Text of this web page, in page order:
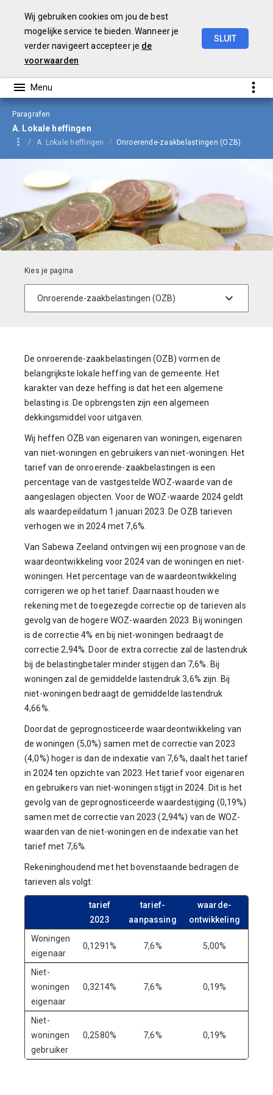
Wij gebruiken cookies om jou de best
mogelijke service te bieden. Wanneer je
verder navigeert accepteer je de
voorwaarden
SLUIT
Paragrafen
A. Lokale heffingen
A. Lokale heffingen Onroerende-zaakbelastingen (OZB)
De onroerende-zaakbelastingen (OZB) vormen de
belangrijkste lokale heffing van de gemeente. Het
karakter van deze heffing is dat het een algemene
belasting is. De opbrengsten zijn een algemeen
dekkingsmiddel voor uitgaven.
Wij heffen OZB van eigenaren van woningen, eigenaren
van niet-woningen en gebruikers van niet-woningen. Het
tarief van de onroerende-zaakbelastingen is een
percentage van de vastgestelde WOZ-waarde van de
aangeslagen objecten. Voor de WOZ-waarde 2024 geldt
als waardepeildatum 1 januari 2023. De OZB tarieven
verhogen we in 2024 met 7,6%.
Van Sabewa Zeeland ontvingen wij een prognose van de
waardeontwikkeling voor 2024 van de woningen en niet-
woningen. Het percentage van de waardeontwikkeling
corrigeren we op het tarief. Daarnaast houden we
rekening met de toegezegde correctie op de tarieven als
gevolg van de hogere WOZ-waarden 2023. Bij woningen
is de correctie 4% en bij niet-woningen bedraagt de
correctie 2,94%. Door de extra correctie zal de lastendruk
bij de belastingbetaler minder stijgen dan 7,6%. Bij
woningen zal de gemiddelde lastendruk 3,6% zijn. Bij
niet-woningen bedraagt de gemiddelde lastendruk
4,66%.
Doordat de geprognosticeerde waardeontwikkeling van
de woningen (5,0%) samen met de correctie van 2023
(4,0%) hoger is dan de indexatie van 7,6%, daalt het tarief
in 2024 ten opzichte van 2023. Het tarief voor eigenaren
en gebruikers van niet-woningen stijgt in 2024. Dit is het
gevolg van de geprognosticeerde waardestijging (0,19%)
samen met de correctie van 2023 (2,94%) van de WOZ-
waarden van de niet-woningen en de indexatie van het
tarief met 7,6%.
Rekeninghoudend met het bovenstaande bedragen de
tarieven als volgt:
tarief
2023
tarief-
aanpassing
waarde-
ontwikkeling
Woningen
eigenaar
0,1291% 7,6% 5,00%
Niet-
woningen
eigenaar
0,3214% 7,6% 0,19%
Niet-
woningen
gebruiker
0,2580% 7,6% 0,19%